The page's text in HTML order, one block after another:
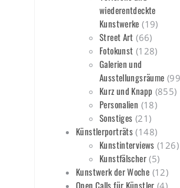
wiederentdeckte
Kunstwerke (19)
Street Art (66)
Fotokunst (128)
Galerien und
Ausstellungsräume
Kurz und Knapp (855)
Personalien (18)
Sonstiges (21)
Künstlerporträts (148)
Kunstinterviews (126)
Kunstfälscher(5)
Kunstwerk der Woche (12)
Open Calls für Künstler (4)